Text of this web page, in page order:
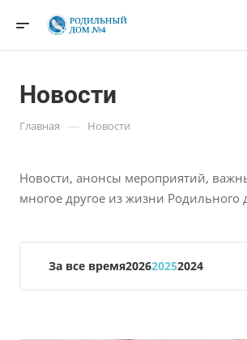
Новости
Главная — Новости
Новости, анонсы мероприятий,
многое другое из жизни
За все время202620252024